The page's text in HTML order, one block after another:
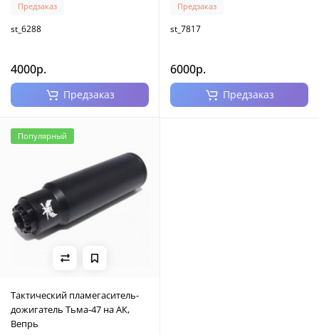
Предзаказ
st_6288
4000р.
Предзаказ
Предзаказ
st_7817
6000р.
Предзаказ
Популярный
Тактический пламегаситель-
дожигатель Тьма-47 на АК,
Вепрь